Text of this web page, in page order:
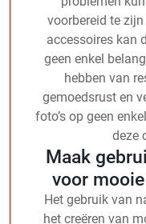
voorbereid te zijn
accessoires kan
geen enkel
hebben van
gemoedsrust en
foto’s op geen
deze
Maak
voor
Het gebruik van
het creëren van